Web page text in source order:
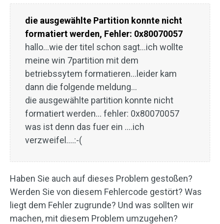
die ausgewählte Partition konnte nicht
formatiert werden, Fehler: 0x80070057
hallo…wie der titel schon sagt…ich wollte
meine win 7partition mit dem
betriebssytem formatieren…leider kam
dann die folgende meldung…
die ausgewählte partition konnte nicht
formatiert werden… fehler: 0x80070057
was ist denn das fuer ein ….ich
verzweifel….:-(
Haben Sie auch auf dieses Problem gestoßen?
Werden Sie von diesem Fehlercode gestört? Was
liegt dem Fehler zugrunde? Und was sollten wir
machen, mit diesem Problem umzugehen?